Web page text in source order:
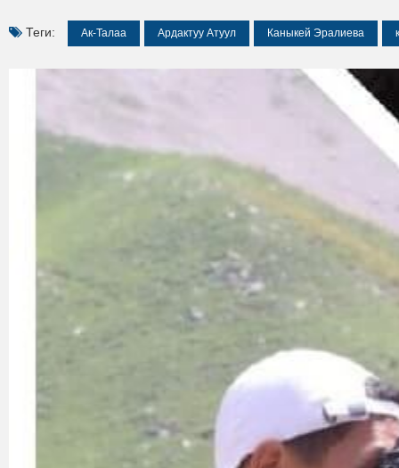
Теги: Ак-Талаа Ардактуу Атуул Каныкей Эралиева